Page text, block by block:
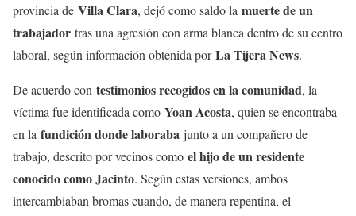
provincia de Villa Clara, dejó como saldo la muerte de un
trabajador tras una agresión con arma blanca dentro de su centro
laboral, según información obtenida porLa Tijera News.
De acuerdo con testimonios recogidos en la comunidad, la
víctima fue identificada como Yoan Acosta, quien se encontraba
en la fundición donde laboraba junto a un compañero de
trabajo, descrito por vecinos como el hijo de un residente
conocido como Jacinto. Según estas versiones, ambos
intercambiaban bromas cuando, de manera repentina, el